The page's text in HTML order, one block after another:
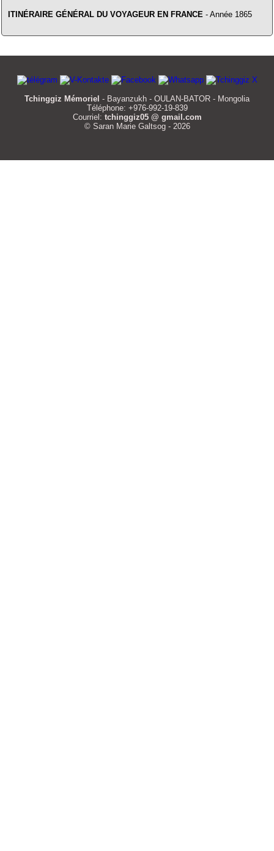
ITINÉRAIRE GÉNÉRAL DU VOYAGEUR EN FRANCE - Année 1865
Tchinggiz Mémoriel - Bayanzukh - OULAN-BATOR - Mongolia
Téléphone: +976-992-19-839
Courriel: tchinggiz05 @ gmail.com
© Saran Marie Galtsog - 2026